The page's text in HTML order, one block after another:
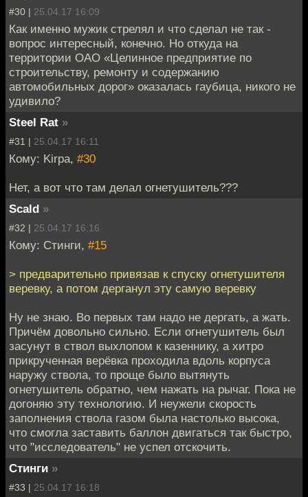
#30 | 25.04.17 16:09
Как именно мужик стрелял и что сделал не так -
вопрос интересный, конечно. Но откуда на
территории ОАО «Целинное предприятие по
строительству, ремонту и содержанию
автомобильных дорог» оказалась гаубица, никого не
удивило?
Steel Rat »
#31 | 25.04.17 16:11
Кому: Kirpa, #30
Нет, а вот что там делал огнетушитель???
Scald »
#32 | 25.04.17 16:16
Кому: Стинги, #15
> предварительно привязав к спуску огнетушителя
веревку, а потом дерганул эту самую веревку
Ну не знаю. Во первых там надо не дергать, а жать.
Причём довольно сильно. Если огнетушитель был
засунут в ствол выхлопом к казеннику, а хитро
прикрученная верёвка проходила вдоль корпуса
наружу ствола, то проще было вытянуть
огнетушитель обратно, чем нажать на рычаг. Пока не
догоняю эту технологию. И неужели скорость
заполнения ствола газом была настолько высока,
что смогла заставить баллон двигаться так быстро,
что "исследователь" не успел отскочить.
Стинги »
#33 | 25.04.17 16:18